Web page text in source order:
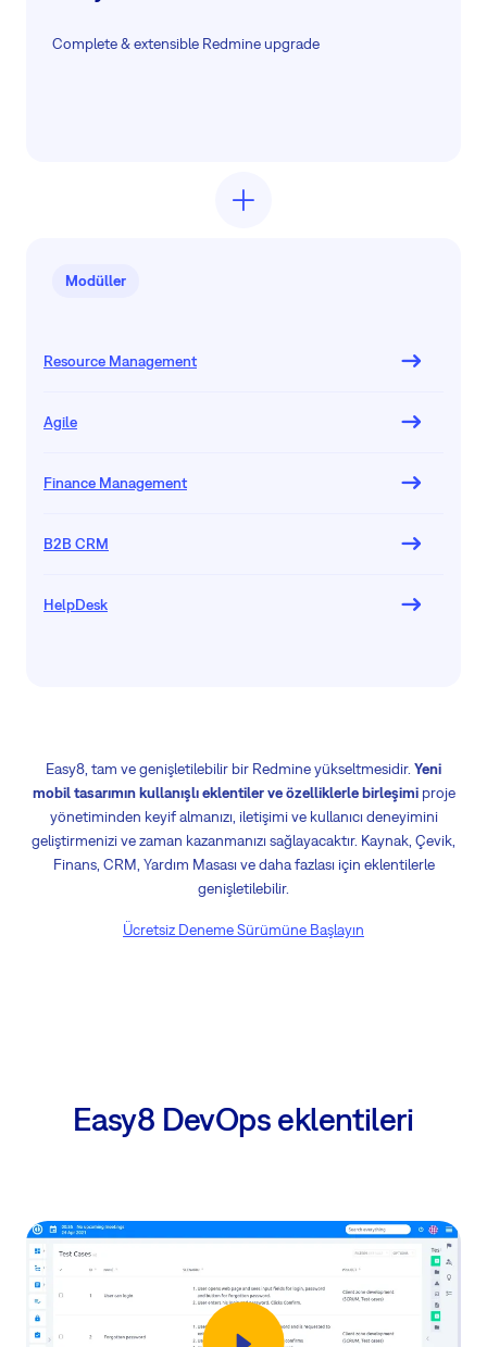
Complete & extensible Redmine upgrade
Modüller
Resource Management
Agile
Finance Management
B2B CRM
HelpDesk
Easy8, tam ve genişletilebilir bir Redmine yükseltmesidir. Yeni
mobil tasarımın kullanışlı eklentiler ve özelliklerle birleşimiproje
yönetiminden keyif almanızı, iletişimi ve kullanıcı deneyimini
geliştirmenizi ve zaman kazanmanızı sağlayacaktır. Kaynak, Çevik,
Finans, CRM, Yardım Masası ve daha fazlası için eklentilerle
genişletilebilir.
Ücretsiz Deneme Sürümüne Başlayın
Easy8 DevOps eklentileri